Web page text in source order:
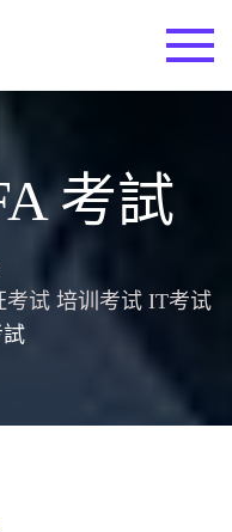
考試
试 培训考试 IT考试